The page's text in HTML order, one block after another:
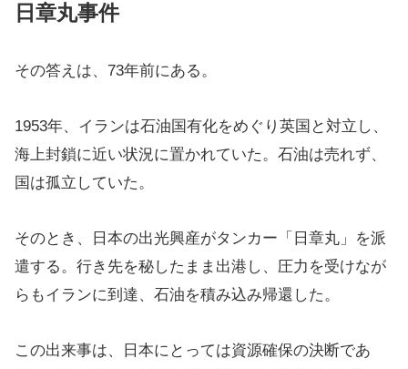
日章丸事件
その答えは、73年前にある。
1953年、イランは石油国有化をめぐり英国と対立し、
海上封鎖に近い状況に置かれていた。石油は売れず、
国は孤立していた。
そのとき、日本の出光興産がタンカー「日章丸」を派
遣する。行き先を秘したまま出港し、圧力を受けなが
らもイランに到達、石油を積み込み帰還した。
この出来事は、日本にとっては資源確保の決断であ